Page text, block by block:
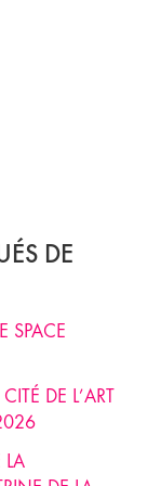
DE
SPACE
DE L’ART
LA